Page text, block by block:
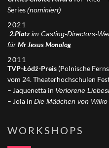
Series(nominiert)
2021
2.Platz im Casting-Directors-
für Mr Jesus Monolog
2011
TVP-Łódź-Preis (Polnische
vom 24. Theaterhochschulen
– Jaquenetta in Verlorene
– Jola in Die Mädchen von Wilko
WORKSHOPS